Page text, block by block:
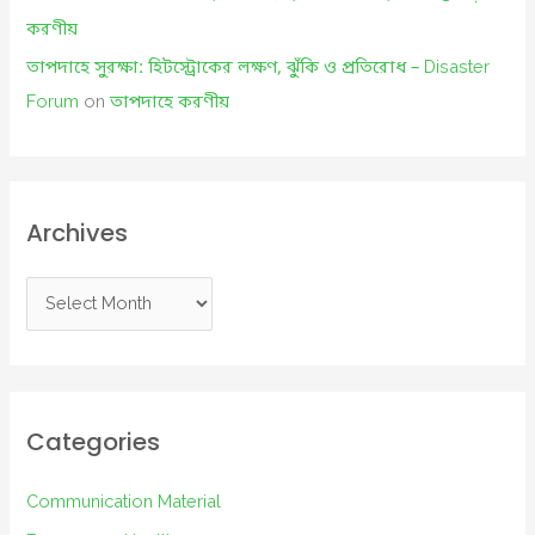
করণীয়
তাপদাহে সুরক্ষা: হিটস্ট্রোকের লক্ষণ, ঝুঁকি ও প্রতিরোধ – Disaster
Forum onতাপদাহে করণীয়
Archives
r
i
e
Categories
Communication Material